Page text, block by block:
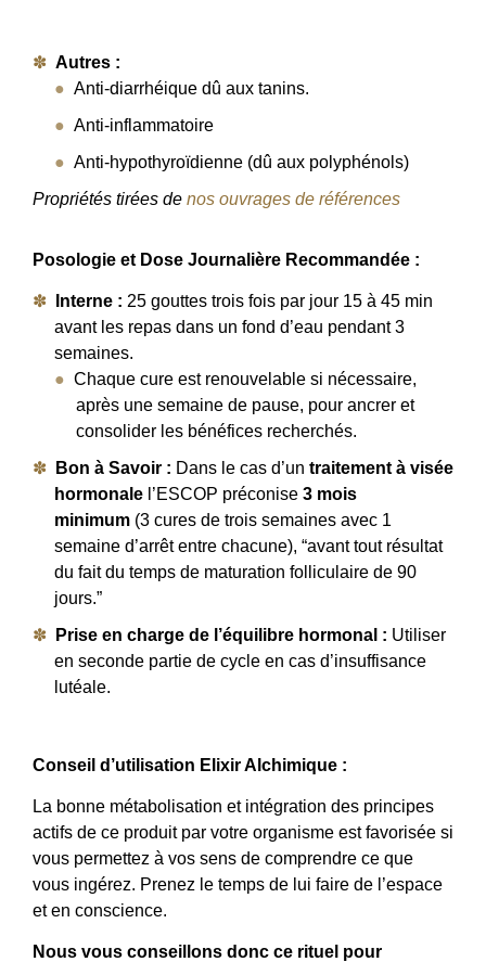
Autres :
Anti-diarrhéique dû aux tanins.
Anti-inflammatoire
Anti-hypothyroïdienne (dû aux polyphénols)
Propriétés tirées de nos ouvrages de références
Posologie et Dose Journalière Recommandée :
Interne : 25 gouttes trois fois par jour 15 à 45 min
avant les repas dans un fond d’eau pendant 3
semaines.
Chaque cure est renouvelable si nécessaire,
après une semaine de pause, pour ancrer et
consolider les bénéfices recherchés.
Bon à Savoir : Dans le cas d’un traitement à visée
hormonale l’ESCOP préconise 3 mois
minimum (3 cures de trois semaines avec 1
semaine d’arrêt entre chacune), “avant tout résultat
du fait du temps de maturation folliculaire de 90
jours.”
Prise en charge de l’équilibre hormonal : Utiliser
en seconde partie de cycle en cas d’insuffisance
lutéale.
Conseil d’utilisation Elixir Alchimique :
La bonne métabolisation et intégration des principes
actifs de ce produit par votre organisme est favorisée si
vous permettez à vos sens de comprendre ce que
vous ingérez. Prenez le temps de lui faire de l’espace
et en conscience.
Nous vous conseillons donc ce rituel pour